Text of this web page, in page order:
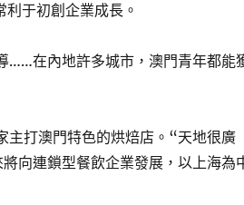
于初創企業成長。
……在內地許多城市，澳門青年都能
主打澳門特色的烘焙店。“天地很廣
向連鎖型餐飲企業發展，以上海為